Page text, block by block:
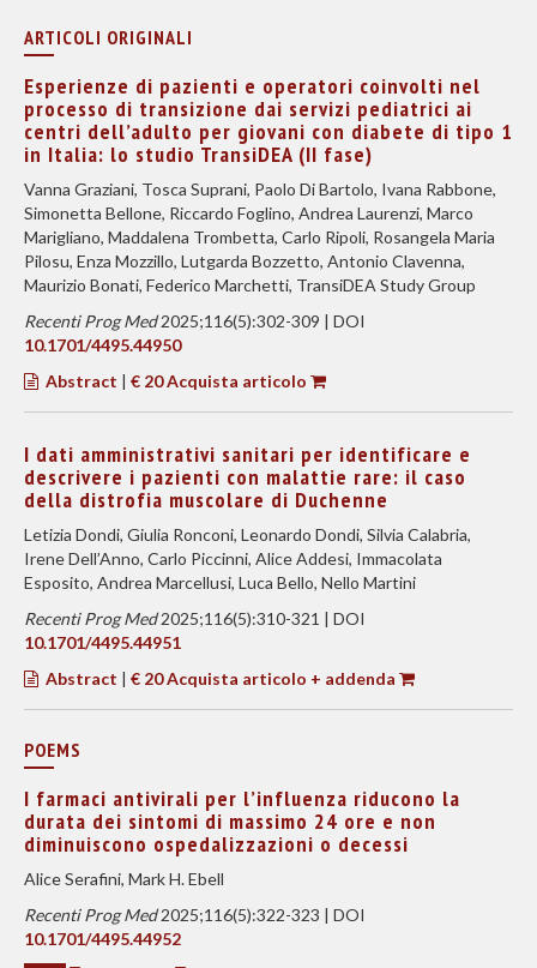
ARTICOLI ORIGINALI
Esperienze di pazienti e operatori coinvolti nel
processo di transizione dai servizi pediatrici ai
centri dell’adulto per giovani con diabete di tipo 1
in Italia: lo studio TransiDEA (II fase)
Vanna Graziani, Tosca Suprani, Paolo Di Bartolo, Ivana Rabbone,
Simonetta Bellone, Riccardo Foglino, Andrea Laurenzi, Marco
Marigliano, Maddalena Trombetta, Carlo Ripoli, Rosangela Maria
Pilosu, Enza Mozzillo, Lutgarda Bozzetto, Antonio Clavenna,
Maurizio Bonati, Federico Marchetti, TransiDEA Study Group
Recenti Prog Med2025;116(5):302-309 | DOI
10.1701/4495.44950
Abstract | € 20 Acquista articolo
I dati amministrativi sanitari per identificare e
descrivere i pazienti con malattie rare: il caso
della distrofia muscolare di Duchenne
Letizia Dondi, Giulia Ronconi, Leonardo Dondi, Silvia Calabria,
Irene Dell’Anno, Carlo Piccinni, Alice Addesi, Immacolata
Esposito, Andrea Marcellusi, Luca Bello, Nello Martini
Recenti Prog Med2025;116(5):310-321 | DOI
10.1701/4495.44951
Abstract | € 20 Acquista articolo + addenda
POEMS
I farmaci antivirali per l’influenza riducono la
durata dei sintomi di massimo 24 ore e non
diminuiscono ospedalizzazioni o decessi
Alice Serafini, Mark H. Ebell
Recenti Prog Med2025;116(5):322-323 | DOI
10.1701/4495.44952